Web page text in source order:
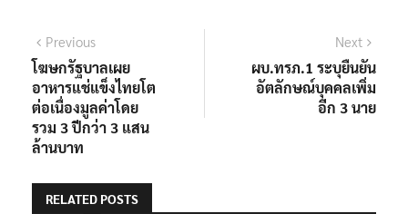
แนะแนว
เรื่อง
PreviousPrevious
post:
โฆษกรัฐบาลเผย
อาหารแช่แข็งไทยโต
ต่อเนื่องมูลค่าโดย
รวม 3 ปีกว่า 3 แสน
ล้านบาท
Next
post:
ผบ.ทรภ.1 ระบุยืนยัน
อัตลักษณ์บุคคลเพิ่ม
อีก 3 นาย
RELATED POSTS